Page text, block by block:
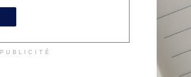
PUBLICITÉ